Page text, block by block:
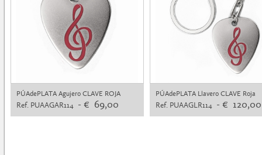
PÚAdePLATA Agujero CLAVE ROJA
Ref. PUAAGAR114 - € 69,00
PÚAdePLATA Llavero CLAVE Roja
Ref. PUAAGLR114 - € 120,00